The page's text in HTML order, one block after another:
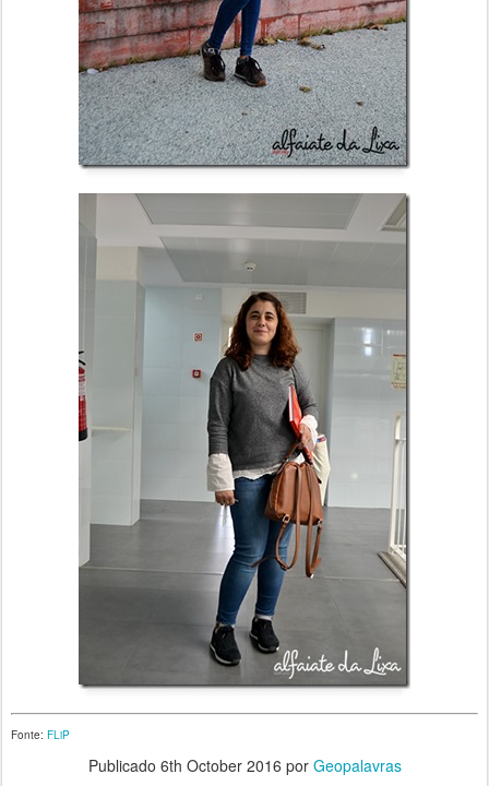
Fonte: FLiP
Publicado 6th October 2016 por Geopalavras